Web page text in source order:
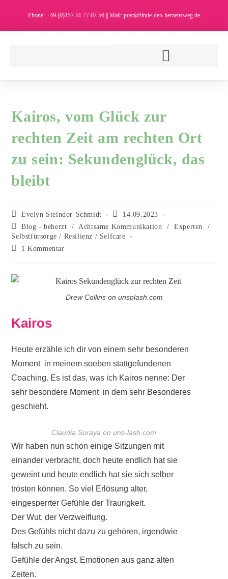
Phone: +49 (0)157 51 77 02 56 || Mail: post@finde-den-herzensweg.de
Kairos, vom Glück zur
rechten Zeit am rechten Ort
zu sein: Sekundenglück, das
bleibt
Evelyn Steindor-Schmidt
14.09.2023
Blog - beherzt
/ Achtsame Kommunikation / Experten
/
Selbstfürsorge / Resilienz / Selfcare
1 Kommentar
Drew Collins on unsplash.com
Kairos
Heute erzähle ich dir von einem sehr besonderen
Moment in meinem soeben stattgefundenen
Coaching. Es ist das, was ich Kairos nenne: Der
sehr besondere Moment in dem sehr Besonderes
geschieht.
Claudia Soraya on uns-lash.com
Wir haben nun schon einige Sitzungen mit
einander verbracht, doch heute endlich hat sie
geweint und heute endlich hat sie sich selber
trösten können. So viel Erlösung alter,
eingesperrter Gefühle der Traurigkeit.
Der Wut, der Verzweiflung.
Des Gefühls nicht dazu zu gehören, irgendwie
falsch zu sein.
Gefühle der Angst, Emotionen aus ganz alten
Zeiten.